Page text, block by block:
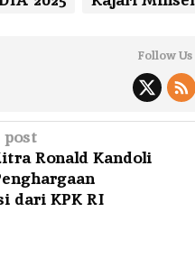
Follow Us
Ronald Kandoli
dari KPK RI